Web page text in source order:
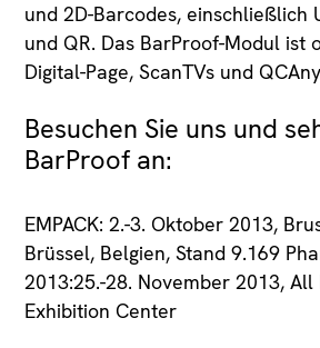
und 2D-Barcodes, einschließlich
und QR. Das BarProof-Modul ist
Digital-Page, ScanTVs und
Besuchen Sie uns und
BarProof an:
EMPACK: 2.-3. Oktober 2013,
Brüssel, Belgien, Stand 9.169
2013:25.-28. November 2013, All
Exhibition Center